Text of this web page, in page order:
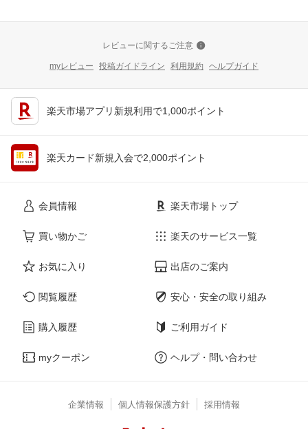
レビューに関するご注意
myレビュー 投稿ガイドライン 利用規約 ヘルプガイド
楽天市場アプリ新規利用で1,000ポイント
楽天カード新規入会で2,000ポイント
会員情報
買い物かご
お気に入り
閲覧履歴
購入履歴
myクーポン
楽天市場トップ
楽天のサービス一覧
出店のご案内
安心・安全の取り組み
ご利用ガイド
ヘルプ・問い合わせ
企業情報 個人情報保護方針 採用情報